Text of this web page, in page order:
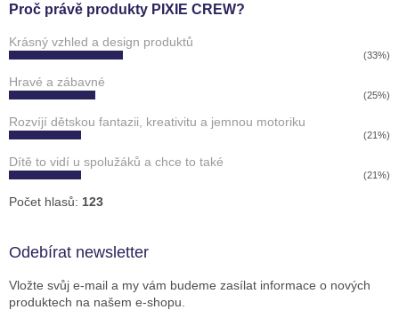
Proč právě produkty PIXIE CREW?
Krásný vzhled a design produktů
(33%)
Hravé a zábavné
(25%)
Rozvíjí dětskou fantazii, kreativitu a jemnou motoriku
(21%)
Dítě to vidí u spolužáků a chce to také
(21%)
Počet hlasů: 123
Odebírat newsletter
Vložte svůj e-mail a my vám budeme zasílat informace o nových
produktech na našem e-shopu.